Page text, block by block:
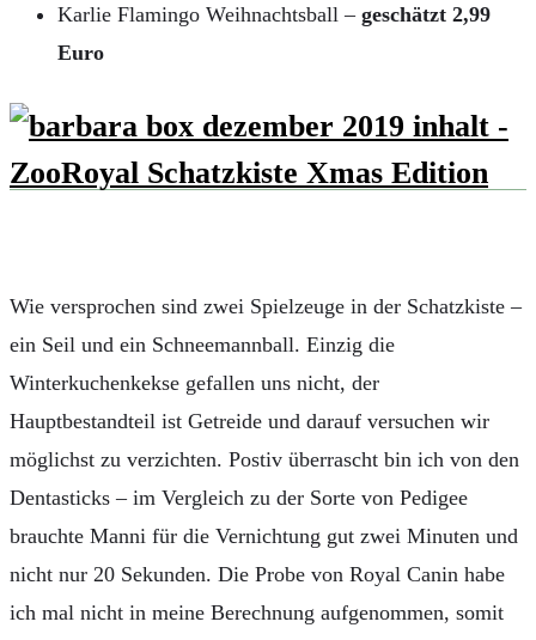
Karlie Flamingo Weihnachtsball – geschätzt 2,99
Euro
Wie versprochen sind zwei Spielzeuge in der Schatzkiste –
ein Seil und ein Schneemannball. Einzig die
Winterkuchenkekse gefallen uns nicht, der
Hauptbestandteil ist Getreide und darauf versuchen wir
möglichst zu verzichten. Postiv überrascht bin ich von den
Dentasticks – im Vergleich zu der Sorte von Pedigee
brauchte Manni für die Vernichtung gut zwei Minuten und
nicht nur 20 Sekunden. Die Probe von Royal Canin habe
ich mal nicht in meine Berechnung aufgenommen, somit